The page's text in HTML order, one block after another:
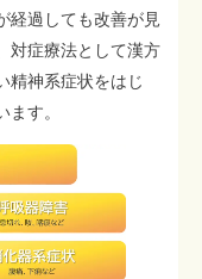
経過しても改善が見
対症療法として漢方
精神系症状をはじ
す。